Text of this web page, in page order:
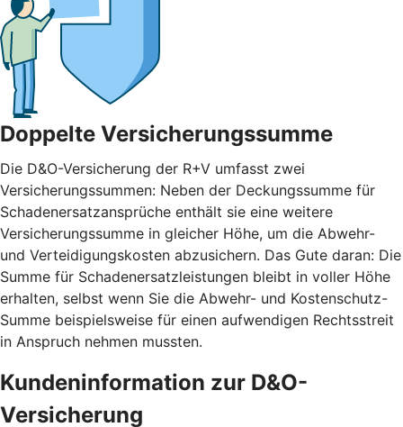
Doppelte Versicherungssumme
Die D&O-Versicherung der R+V umfasst zwei
Versicherungssummen: Neben der Deckungssumme für
Schadenersatzansprüche enthält sie eine weitere
Versicherungssumme in gleicher Höhe, um die Abwehr-
und Verteidigungskosten abzusichern. Das Gute daran: Die
Summe für Schadenersatzleistungen bleibt in voller Höhe
erhalten, selbst wenn Sie die Abwehr- und Kostenschutz-
Summe beispielsweise für einen aufwendigen Rechtsstreit
in Anspruch nehmen mussten.
Kundeninformation zur D&O-
Versicherung